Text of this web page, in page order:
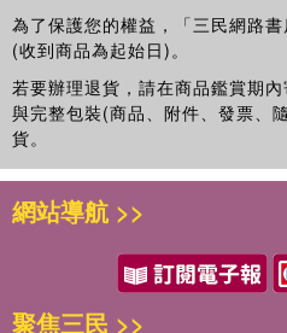
為了保護您的權益，「三民網路書
(收到商品為起始日)。
若要辦理退貨，請在商品鑑賞期
與完整包裝(商品、附件、發票、
貨。
網站導航 >>
聚焦三民 >>